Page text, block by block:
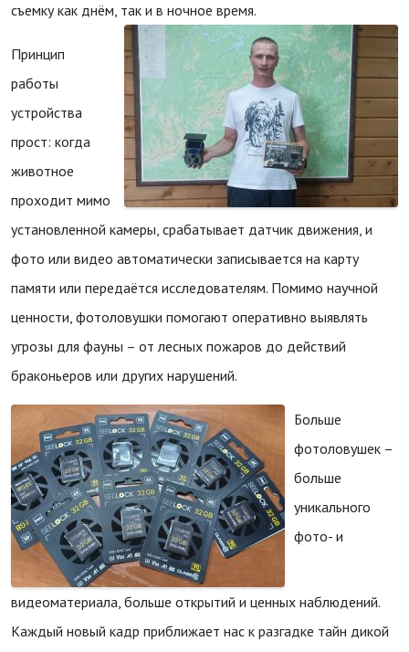
съемку как днём, так и в ночное время.
Принцип
работы
устройства
прост: когда
животное
проходит мимо
установленной камеры, срабатывает датчик движения, и
фото или видео автоматически записывается на карту
памяти или передаётся исследователям. Помимо научной
ценности, фотоловушки помогают оперативно выявлять
угрозы для фауны – от лесных пожаров до действий
браконьеров или других нарушений.
Больше
фотоловушек –
больше
уникального
фото- и
видеоматериала, больше открытий и ценных наблюдений.
Каждый новый кадр приближает нас к разгадке тайн дикой